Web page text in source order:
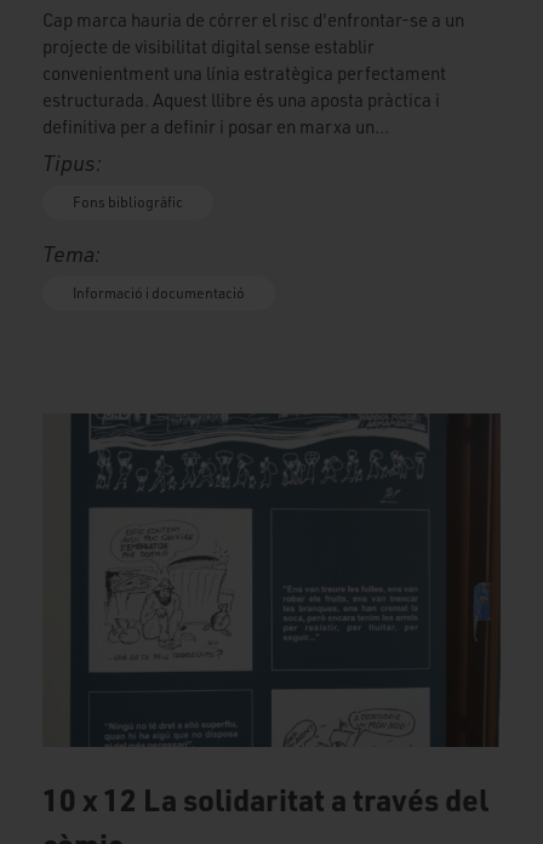
Cap marca hauria de córrer el risc d'enfrontar-se a un
projecte de visibilitat digital sense establir
convenientment una línia estratègica perfectament
estructurada. Aquest llibre és una aposta pràctica i
definitiva per a definir i posar en marxa un...
Tipus:
Fons bibliogràfic
Tema:
Informació i documentació
10 x 12 La solidaritat a través del